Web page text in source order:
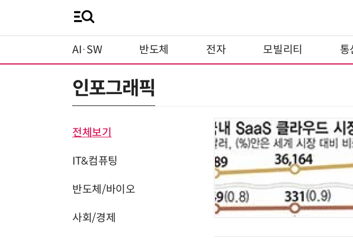
AI·SW 반도체 전자 모빌리티 통
인포그래픽
전체보기
IT&컴퓨팅
반도체/바이오
사회/경제